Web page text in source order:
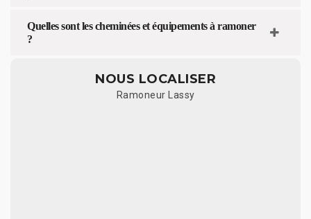
Quelles sont les cheminées et équipements à ramoner
?
NOUS LOCALISER
Ramoneur Lassy